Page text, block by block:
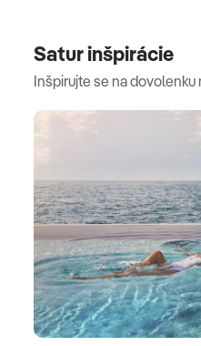
Satur inšpirácie
Inšpirujte se na dovolenku